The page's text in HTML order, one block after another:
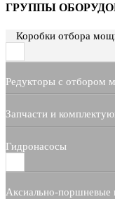
ГРУППЫ
Коробки отбора
Редукторы с отбором
Запчасти и
Гидронасосы
Аксиально-поршневые